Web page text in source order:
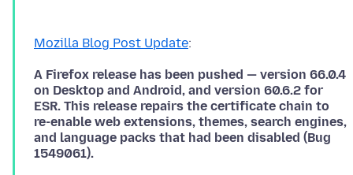
Mozilla Blog Post Update:
A Firefox release has been pushed — version 66.0.4
on Desktop and Android, and version 60.6.2 for
ESR. This release repairs the certificate chain to
re-enable web extensions, themes, search engines,
and language packs that had been disabled (Bug
1549061).